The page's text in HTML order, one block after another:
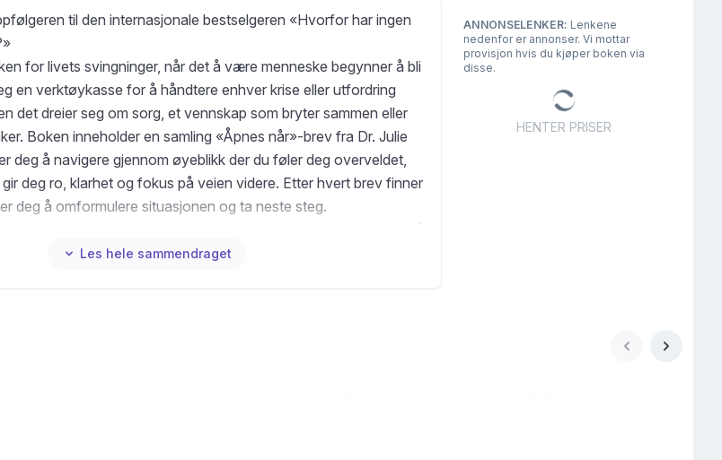
til den internasjonale bestselgeren «Hvorfor har ingen
for livets svingninger, når det å være menneske begynner å bli
en verktøykasse for å håndtere enhver krise eller utfordring
det dreier seg om sorg, et vennskap som bryter sammen eller
Boken inneholder en samling «Åpnes når»-brev fra Dr. Julie
deg å navigere gjennom øyeblikk der du føler deg overveldet,
deg ro, klarhet og fokus på veien videre. Etter hvert brev finner
deg å omformulere situasjonen og ta neste steg.
må håndtere vanskelige mennesker, står overfor store
Les hele sammendraget
ANNONSELENKER: Lenkene
nedenfor er annonser. Vi mottar
provisjon hvis du kjøper boken via
disse.
HENTER PRISER